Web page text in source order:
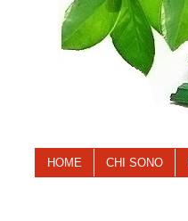
HOME CHI SONO